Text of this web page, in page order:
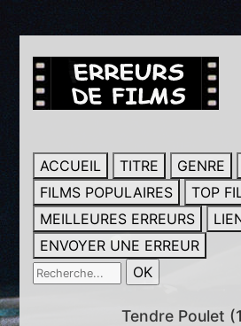
ACCUEIL TITRE GENRE
FILMS POPULAIRES
TOP
MEILLEURES ERREURS
ENVOYER UNE ERREUR
Tendre Poulet